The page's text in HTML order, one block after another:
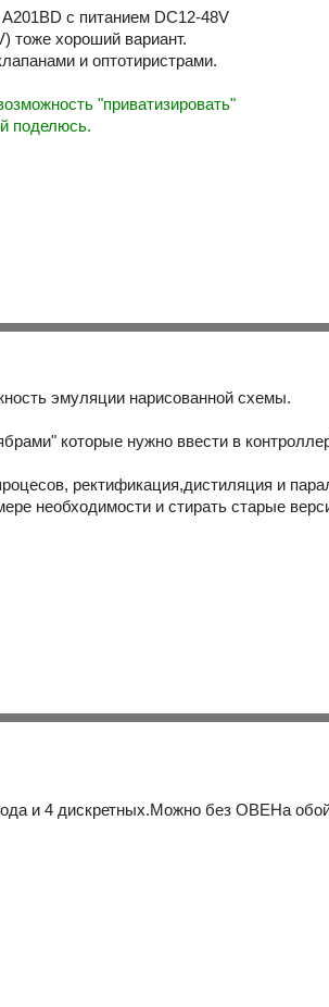
с питанием DC12-48V
тоже хороший вариант.
и оптотиристрами.
"приватизировать"
поделюсь.
эмуляции нарисованной схемы.
которые нужно ввести в
ректификация,дистиляция и
необходимости и стирать старые
и 4 дискретных.Можно без ОВЕНа